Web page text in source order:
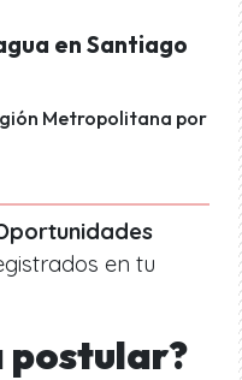
en Santiago
Metropolitana por
en tu
postular?